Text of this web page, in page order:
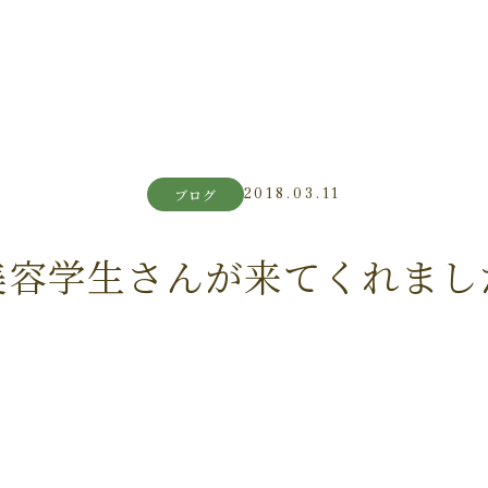
ブログ 2018.03.11
学生さんが来てくれま